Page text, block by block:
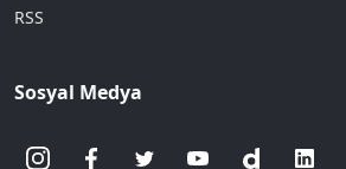
RSS
Sosyal Medya